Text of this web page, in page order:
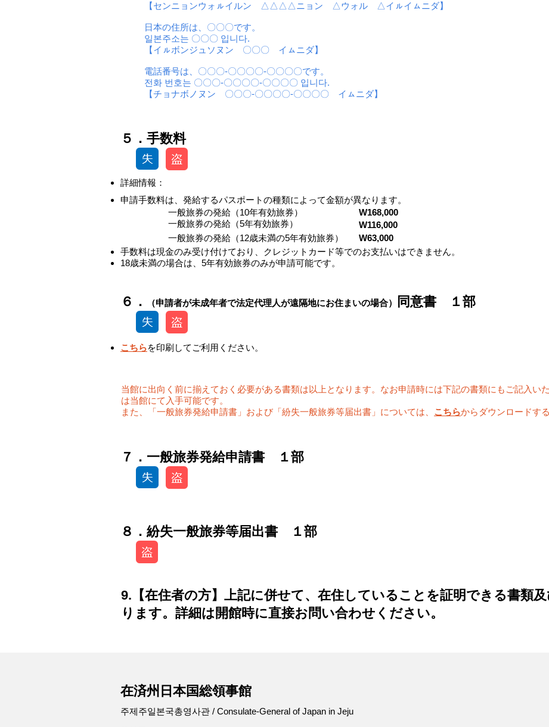
【センニョンウォㇽイルン △△△△ニョン △ウォル △イㇽイㇺニダ】
日本の住所は、〇〇〇です。
일본주소는 〇〇〇 입니다.
【イㇽボンジュソヌン 〇〇〇 イㇺニダ】
電話番号は、〇〇〇-〇〇〇〇-〇〇〇〇です。
전화 번호는 〇〇〇-〇〇〇〇-〇〇〇〇 입니다.
【チョナボノヌン 〇〇〇-〇〇〇〇-〇〇〇〇 イㇺニダ】
​​５．手数料
​詳細情報：
申請手数料は、発給するパスポートの種類によって金額が異なります。
一般旅券の発給（10年有効旅券）
W168,000
一般旅券の発給（5年有効旅券）
W116,000
一般旅券の発給（12歳未満の5年有効旅券）
W63,000
​手数料は現金のみ受け付けており、クレジットカード等でのお支払いはできません。
​18歳未満の場合は、5年有効旅券のみが申請可能です。
​​６． （申請者が未成年者で法定代理人が遠隔地にお住まいの場合） ​同意書 １部
こちらを印刷してご利用ください。
当館に出向く前に揃えておく必要がある書類は以上となります。なお申請時には下記の書類にもご記入い
は当館にて入手可能です。
また、「一般旅券発給申請書」および「紛失一般旅券等届出書」については、 こちらからダウンロードす
​７．一般旅券発給申請書 １部
８．紛失一般旅券等届出書 １部
9.【在住者の方】上記に併せて、在住していることを証明できる書類
ります。詳細は開館時に直接お問い合わせください。
在済州日本国総領事館
주제주일본국총영사관 / Consulate-General of Japan in Jeju